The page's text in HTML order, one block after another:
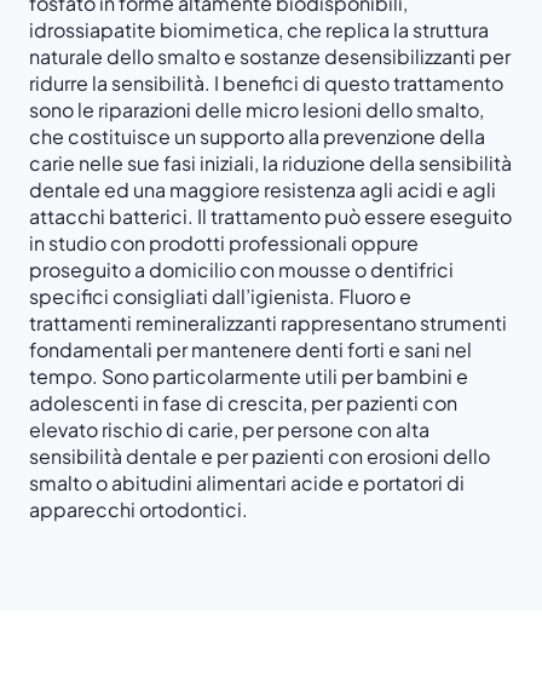
idrossiapatite biomimetica, che replica la struttura
naturale dello smalto e sostanze desensibilizzanti per
ridurre la sensibilità. I benefici di questo trattamento
sono le riparazioni delle micro lesioni dello smalto,
che costituisce un supporto alla prevenzione della
carie nelle sue fasi iniziali, la riduzione della sensibilità
dentale ed una maggiore resistenza agli acidi e agli
attacchi batterici. Il trattamento può essere eseguito
in studio con prodotti professionali oppure
proseguito a domicilio con mousse o dentifrici
specifici consigliati dall’igienista. Fluoro e
trattamenti remineralizzanti rappresentano strumenti
fondamentali per mantenere denti forti e sani nel
tempo. Sono particolarmente utili per bambini e
adolescenti in fase di crescita, per pazienti con
elevato rischio di carie, per persone con alta
sensibilità dentale e per pazienti con erosioni dello
smalto o abitudini alimentari acide e portatori di
apparecchi ortodontici.